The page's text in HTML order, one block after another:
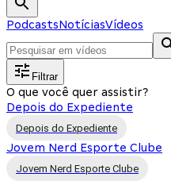
PodcastsNotíciasVídeos
Filtrar
O que você quer assistir?
Depois do Expediente
Depois do Expediente
Jovem Nerd Esporte Clube
Jovem Nerd Esporte Clube